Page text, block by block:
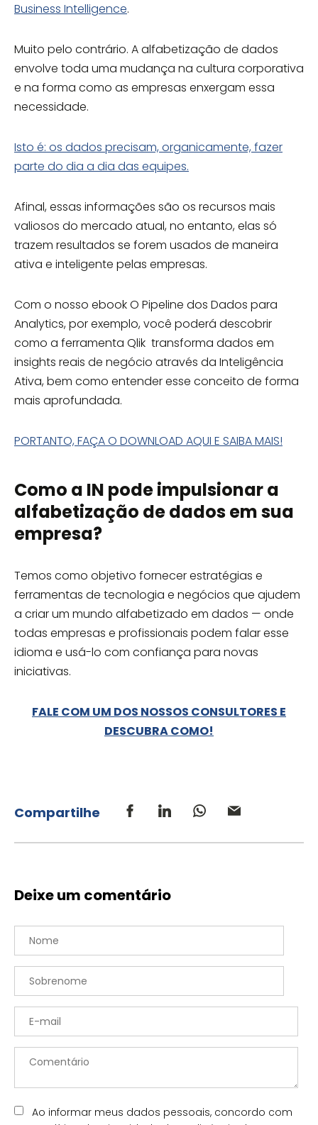
Business Intelligence.
Muito pelo contrário. A alfabetização de dados
envolve toda uma mudança na cultura corporativa
e na forma como as empresas enxergam essa
necessidade.
Isto é: os dados precisam, organicamente, fazer
parte do dia a dia das equipes.
Afinal, essas informações são os recursos mais
valiosos do mercado atual, no entanto, elas só
trazem resultados se forem usados de maneira
ativa e inteligente pelas empresas.
Com o nosso ebook O Pipeline dos Dados para
Analytics, por exemplo, você poderá descobrir
como a ferramenta Qlik transforma dados em
insights reais de negócio através da Inteligência
Ativa, bem como entender esse conceito de forma
mais aprofundada.
PORTANTO, FAÇA O DOWNLOAD AQUI E SAIBA MAIS!
Como a IN pode impulsionar a
alfabetização de dados em sua
empresa?
Temos como objetivo fornecer estratégias e
ferramentas de tecnologia e negócios que ajudem
a criar um mundo alfabetizado em dados — onde
todas empresas e profissionais podem falar esse
idioma e usá-lo com confiança para novas
iniciativas.
FALE COM UM DOS NOSSOS CONSULTORES E
DESCUBRA COMO!
Compartilhe
Deixe um comentário
Ao informar meus dados pessoais, concordo com